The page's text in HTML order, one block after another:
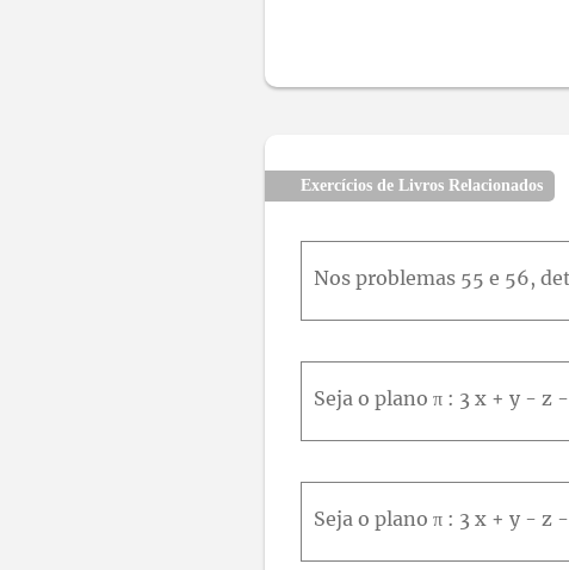
Exercícios de Livros Relacionados
Seja o plano π : 3 x + y - z